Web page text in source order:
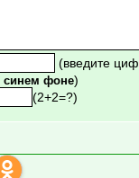
(введите
синем фоне)
(2+2=?)